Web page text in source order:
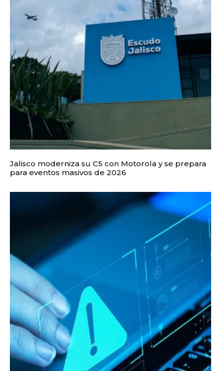
Jalisco moderniza su C5 con Motorola y se prepara
para eventos masivos de 2026